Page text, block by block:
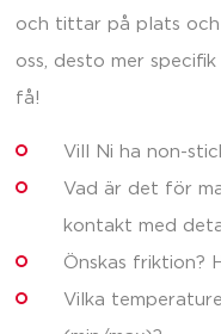
och tittar på plats och
oss, desto mer
få!
Vill Ni ha non-
Vad är det för
kontakt med
Önskas friktion?
Vilka